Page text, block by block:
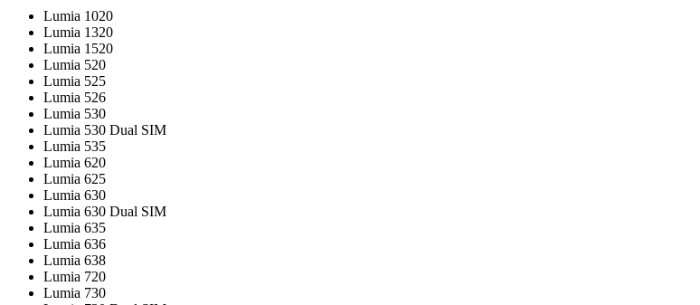
Lumia 1020
Lumia 1320
Lumia 1520
Lumia 520
Lumia 525
Lumia 526
Lumia 530
Lumia 530 Dual SIM
Lumia 535
Lumia 620
Lumia 625
Lumia 630
Lumia 630 Dual SIM
Lumia 635
Lumia 636
Lumia 638
Lumia 720
Lumia 730